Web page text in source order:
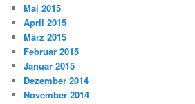
Mai 2015
April 2015
März 2015
Februar 2015
Januar 2015
Dezember 2014
November 2014